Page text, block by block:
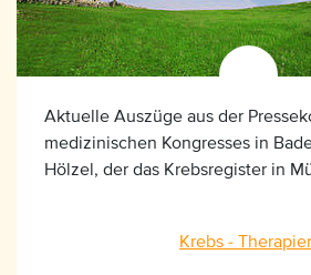
Aktuelle Auszüge aus der
medizinischen Kongresses in
Hölzel, der das Krebsregister in
Krebs -